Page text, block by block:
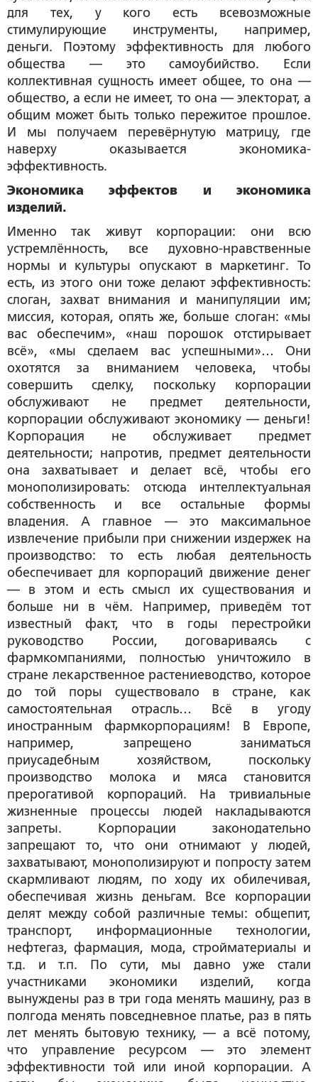
для тех, у кого есть всевозможные
стимулирующие инструменты, например,
деньги. Поэтому эффективность для любого
общества — это самоубийство. Если
коллективная сущность имеет общее, то она —
общество, а если не имеет, то она — электорат, а
общим может быть только пережитое прошлое.
И мы получаем перевёрнутую матрицу, где
наверху оказывается экономика-
эффективность.
Экономика эффектов и экономика
изделий.
Именно так живут корпорации: они всю
устремлённость, все духовно-нравственные
нормы и культуры опускают в маркетинг. То
есть, из этого они тоже делают эффективность:
слоган, захват внимания и манипуляции им;
миссия, которая, опять же, больше слоган: «мы
вас обеспечим», «наш порошок отстирывает
всё», «мы сделаем вас успешными»… Они
охотятся за вниманием человека, чтобы
совершить сделку, поскольку корпорации
обслуживают не предмет деятельности,
корпорации обслуживают экономику — деньги!
Корпорация не обслуживает предмет
деятельности; напротив, предмет деятельности
она захватывает и делает всё, чтобы его
монополизировать: отсюда интеллектуальная
собственность и все остальные формы
владения. А главное — это максимальное
извлечение прибыли при снижении издержек на
производство: то есть любая деятельность
обеспечивает для корпораций движение денег
— в этом и есть смысл их существования и
больше ни в чём. Например, приведём тот
известный факт, что в годы перестройки
руководство России, договариваясь с
фармкомпаниями, полностью уничтожило в
стране лекарственное растениеводство, которое
до той поры существовало в стране, как
самостоятельная отрасль… Всё в угоду
иностранным фармкорпорациям! В Европе,
например, запрещено заниматься
приусадебным хозяйством, поскольку
производство молока и мяса становится
прерогативой корпораций. На тривиальные
жизненные процессы людей накладываются
запреты. Корпорации законодательно
запрещают то, что они отнимают у людей,
захватывают, монополизируют и попросту затем
скармливают людям, по ходу их обилечивая,
обеспечивая жизнь деньгам. Все корпорации
делят между собой различные темы: общепит,
транспорт, информационные технологии,
нефтегаз, фармация, мода, стройматериалы и
т.д. и т.п. По сути, мы давно уже стали
участниками экономики изделий, когда
вынуждены раз в три года менять машину, раз в
полгода менять повседневное платье, раз в пять
лет менять бытовую технику, — а всё потому,
что управление ресурсом — это элемент
эффективности той или иной корпорации. А